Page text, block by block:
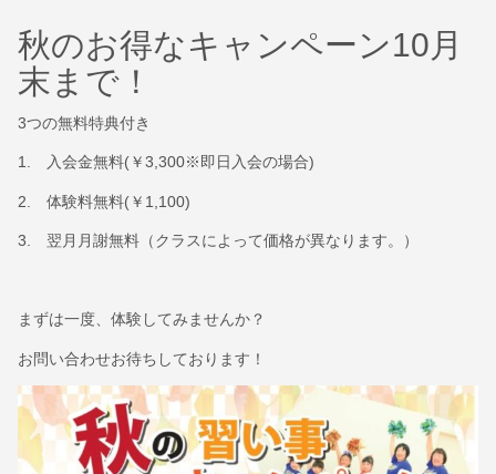
秋のお得なキャンペーン10月
末まで！
3つの無料特典付き
1. 入会金無料(￥3,300※即日入会の場合)
2. 体験料無料(￥1,100)
3. 翌月月謝無料（クラスによって価格が異なります。）
まずは一度、体験してみませんか？
お問い合わせお待ちしております！